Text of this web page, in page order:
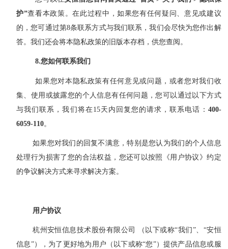
护”查看本政策。在此过程中，如果您有任何疑问、意见或建议
的，您可通过第8条联系方式与我们联系，我们会尽快为您作出解
答。我们还会将本隐私政策的旧版本存档，供您查阅。
8.您如何联系我们
如果您对本隐私政策有任何意见或问题，或者您对我们收
集、使用或披露您的个人信息有任何问题，您可以通过以下方式
与我们联系，我们将在15天内回复您的请求，联系电话： 400-
6059-110。
如果您对我们的回复不满意，特别是您认为我们的个人信息
处理行为损害了您的合法权益，您还可以按照《用户协议》约定
的争议解决方式来寻求解决方案。
用户协议
杭州安恒信息技术股份有限公司 （以下或称“我们 ”、 “安恒
信息”） ，为了更好地为用户（ 以下或称“您”）提供产品信息或服